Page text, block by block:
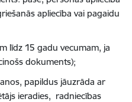
apliecība vai pagaidu
līdz 15 gadu vecumam, ja
dokuments);
papildus jāuzrāda ar
ieradies, radniecības